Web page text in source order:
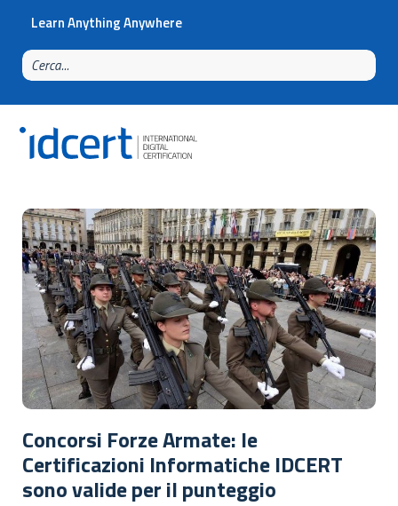
Learn Anything Anywhere
Concorsi Forze Armate: le
Certificazioni Informatiche IDCERT
sono valide per il punteggio